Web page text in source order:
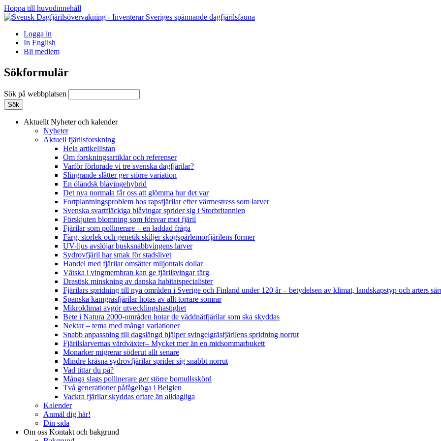
Hoppa till huvudinnehåll
Logga in
In English
Bli medlem
Sökformulär
Sök på webbplatsen
Aktuellt Nyheter och kalender
Nyheter
Aktuell fjärilsforskning
Hela artikellistan
Om forskningsartiklar och referenser
Varför förlorade vi tre svenska dagfjärilar?
Slingrande slåtter ger större variation
En öländsk blåvingehybrid
Det nya normala får oss att glömma hur det var
Fortplantningsproblem hos rapsfjärilar efter värmestress som larver
Svenska svartfläckiga blåvingar sprider sig i Storbritannien
Förskjuten blomning som försvar mot fjäril
Fjärilar som pollinerare – en laddad fråga
Färg, storlek och genetik skiljer skogspärlemorfjärilens former
UV-ljus avslöjar busksnabbvingens larver
Sydrovfjäril har smak för stadslivet
Handel med fjärilar omsätter miljontals dollar
Vätska i vingmembran kan ge fjärilsvingar färg
Drastisk minskning av danska habitatspecialister
Fjärilars spridning till nya områden i Sverige och Finland under 120 år– betydelsen av klimat, landskapstyp och arters
Spanska kamgräsfjärilar hotas av allt torrare somrar
Mikroklimat avgör utvecklingshastighet
Bete i Natura 2000-områden hotar de väddnätfjärilar som ska skyddas
Nektar – tema med många variationer
Snabb anpassning till dagslängd hjälper svingelgräsfjärilens spridning norrut
Fjärilslarvernas värdväxter– Mycket mer än en midsommarbukett
Monarker migrerar söderut allt senare
Mindre kräsna sydrovfjärilar sprider sig snabbt norrut
Vad tittar du på?
Många slags pollinerare ger större bomullsskörd
Två generationer påfågelöga i Belgien
Vackra fjärilar skyddas oftare än alldagliga
Kalender
Anmäl dig här!
Din sida
Om oss Kontakt och bakgrund